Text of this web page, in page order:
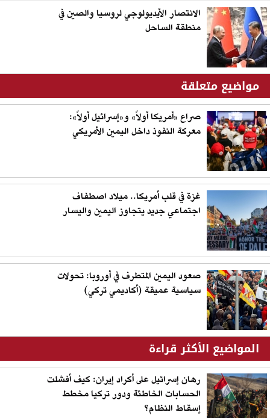
الانتصار الأيديولوجي لروسيا والصين في
منطقة الساحل
مواضيع متعلقة
صراع «أمريكا أولاً» و«إسرائيل أولاً»:
معركة النفوذ داخل اليمين الأمريكي
غزة في قلب أمريكا.. ميلاد اصطفاف
اجتماعي جديد يتجاوز اليمين واليسار
صعود اليمين المتطرف في أوروبا: تحولات
سياسية عميقة (أكاديمي تركي)
المواضيع الأكثر قراءة
رهان إسرائيل على أكراد إيران: كيف أفشلت
الحسابات الخاطئة ودور تركيا مخطط
إسقاط النظام؟